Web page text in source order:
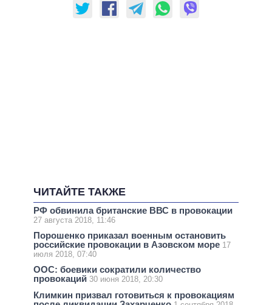
ЧИТАЙТЕ ТАКЖЕ
РФ обвинила британские ВВС в провокации
27 августа 2018, 11:46
Порошенко приказал военным остановить
российские провокации в Азовском море 17
июля 2018, 07:40
ООС: боевики сократили количество
провокаций 30 июня 2018, 20:30
Климкин призвал готовиться к провокациям